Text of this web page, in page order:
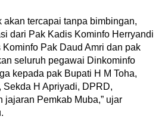
akan tercapai tanpa bimbingan,
dari Pak Kadis Kominfo Herryandi
Pak Daud Amri dan pak
seluruh pegawai Dinkominfo
kepada pak Bupati H M Toha,
H Apriyadi, DPRD,
jajaran Pemkab Muba,” ujar